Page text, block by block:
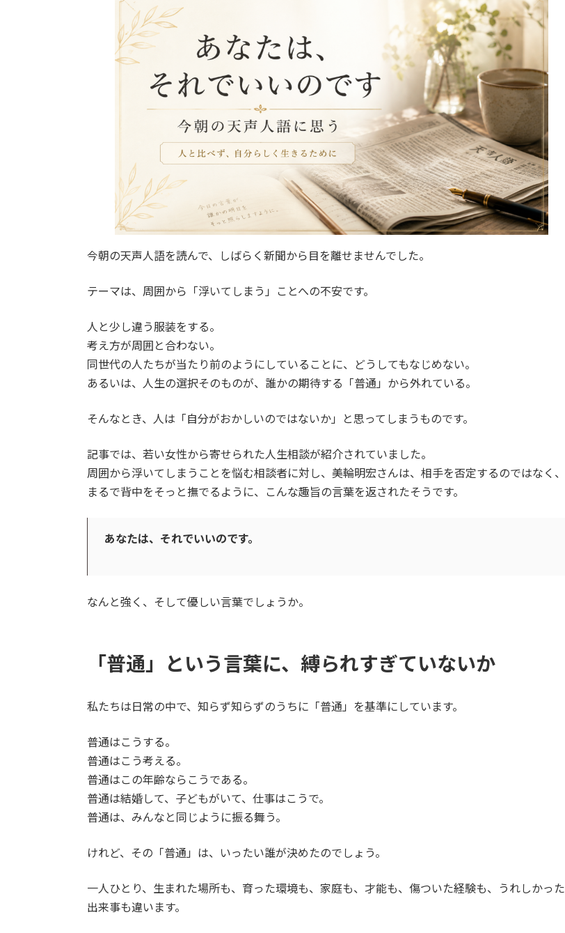
:
今朝の天声人語を読んで、しばらく新聞から目を離せませんでした。
テーマは、周囲から「浮いてしまう」ことへの不安です。
人と少し違う服装をする。
考え方が周囲と合わない。
同世代の人たちが当たり前のようにしていることに、どうしてもなじめない。
あるいは、人生の選択そのものが、誰かの期待する「普通」から外れている。
そんなとき、人は「自分がおかしいのではないか」と思ってしまうものです。
記事では、若い女性から寄せられた人生相談が紹介されていました。
周囲から浮いてしまうことを悩む相談者に対し、美輪明宏さんは、相手を否定するのではなく、
まるで背中をそっと撫でるように、こんな趣旨の言葉を返されたそうです。
あなたは、それでいいのです。
なんと強く、そして優しい言葉でしょうか。
「普通」という言葉に、縛られすぎていないか
私たちは日常の中で、知らず知らずのうちに「普通」を基準にしています。
普通はこうする。
普通はこう考える。
普通はこの年齢ならこうである。
普通は結婚して、子どもがいて、仕事はこうで。
普通は、みんなと同じように振る舞う。
けれど、その「普通」は、いったい誰が決めたのでしょう。
一人ひとり、生まれた場所も、育った環境も、家庭も、才能も、傷ついた経験も、うれしかった
出来事も違います。